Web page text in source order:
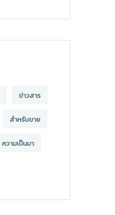
ข่าวสาร
สำหรับขาย
ความเป็นมา